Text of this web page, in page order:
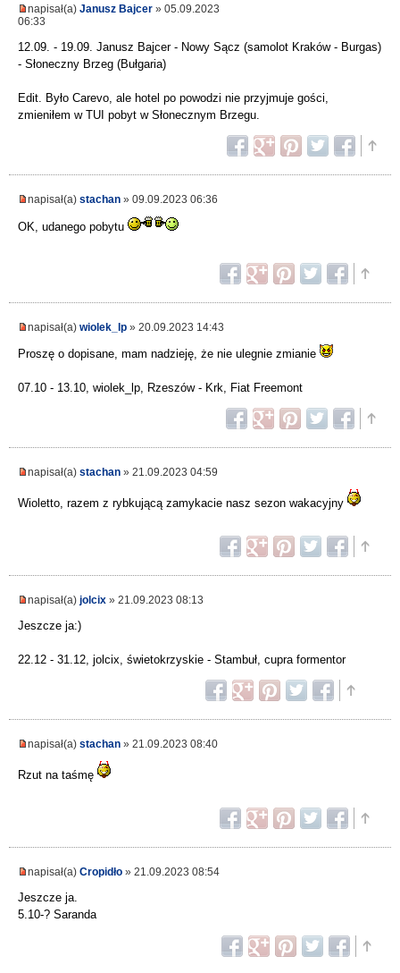
napisał(a) Janusz Bajcer » 05.09.2023
06:33
12.09. - 19.09. Janusz Bajcer - Nowy Sącz (samolot Kraków - Burgas)
- Słoneczny Brzeg (Bułgaria)
Edit. Było Carevo, ale hotel po powodzi nie przyjmuje gości,
zmieniłem w TUI pobyt w Słonecznym Brzegu.
napisał(a) stachan » 09.09.2023 06:36
OK, udanego pobytu
napisał(a) wiolek_lp » 20.09.2023 14:43
Proszę o dopisane, mam nadzieję, że nie ulegnie zmianie
07.10 - 13.10, wiolek_lp, Rzeszów - Krk, Fiat Freemont
napisał(a) stachan » 21.09.2023 04:59
Wioletto, razem z rybkującą zamykacie nasz sezon wakacyjny
napisał(a) jolcix » 21.09.2023 08:13
Jeszcze ja:)
22.12 - 31.12, jolcix, świetokrzyskie - Stambuł, cupra formentor
napisał(a) stachan » 21.09.2023 08:40
Rzut na taśmę
napisał(a) Cropidło » 21.09.2023 08:54
Jeszcze ja.
5.10-? Saranda